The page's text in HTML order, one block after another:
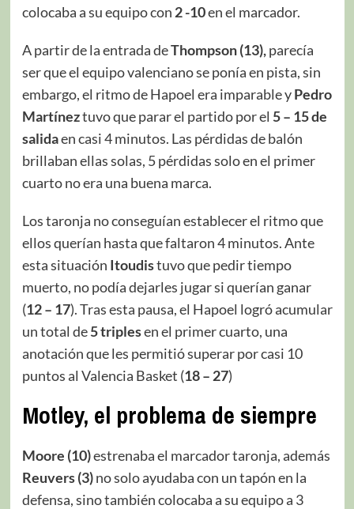
colocaba a su equipo con 2 -10en el marcador.
A partir de la entrada deThompson (13),parecía
ser que el equipo valenciano se ponía en pista, sin
embargo, el ritmo de Hapoel era imparable yPedro
Martíneztuvo que parar el partido por el 5 – 15 de
salidaen casi 4 minutos. Las pérdidas de balón
brillaban ellas solas, 5 pérdidas solo en el primer
cuarto no era una buena marca.
Los taronja no conseguían establecer el ritmo que
ellos querían hasta que faltaron 4 minutos. Ante
esta situación Itoudistuvo que pedir tiempo
muerto, no podía dejarles jugar si querían ganar
(12 – 17). Tras esta pausa, el Hapoel logró acumular
un total de5 triplesen el primer cuarto, una
anotación que les permitió superar por casi 10
puntos al Valencia Basket (18 – 27)
Motley, el problema de siempre
Moore (10)estrenaba el marcador taronja, además
Reuvers (3)no solo ayudaba con un tapón en la
defensa, sino también colocaba a su equipo a 3